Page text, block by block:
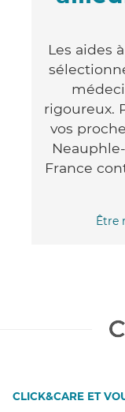
Les aides
rigoureux.
vos
France
Être
CLICK&CARE ET